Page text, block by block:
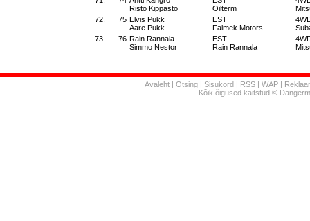
Risto Kippasto
Oilterm
72.
75 Elvis Pukk
Aare Pukk
EST
Falmek Motors
73.
76 Rain Rannala
Simmo Nestor
EST
Rain Rannala
Avaleht | Otsing| Sisukord | RSS | WAP|
Kõik õigused kaitstud ©